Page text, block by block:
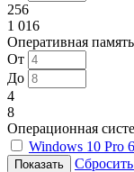
256
1 016
Оперативная
От
До
4
8
Операционная
Windows 10 Pro